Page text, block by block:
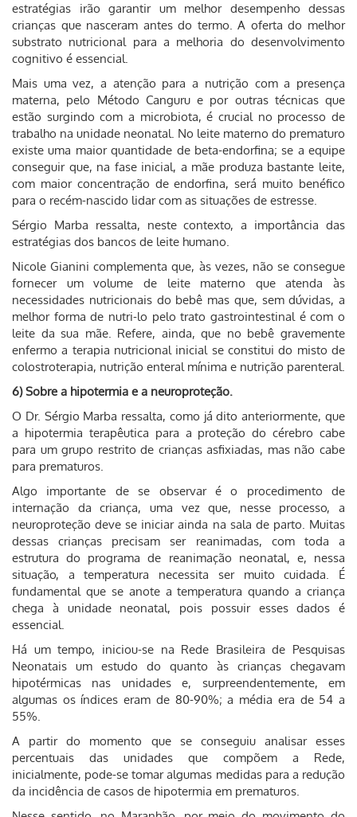
estratégias irão garantir um melhor desempenho dessas
crianças que nasceram antes do termo. A oferta do melhor
substrato nutricional para a melhoria do desenvolvimento
cognitivo é essencial.
Mais uma vez, a atenção para a nutrição com a presença
materna, pelo Método Canguru e por outras técnicas que
estão surgindo com a microbiota, é crucial no processo de
trabalho na unidade neonatal. No leite materno do prematuro
existe uma maior quantidade de beta-endorfina; se a equipe
conseguir que, na fase inicial, a mãe produza bastante leite,
com maior concentração de endorfina, será muito benéfico
para o recém-nascido lidar com as situações de estresse.
Sérgio Marba ressalta, neste contexto, a importância das
estratégias dos bancos de leite humano.
Nicole Gianini complementa que, às vezes, não se consegue
fornecer um volume de leite materno que atenda às
necessidades nutricionais do bebê mas que, sem dúvidas, a
melhor forma de nutri-lo pelo trato gastrointestinal é com o
leite da sua mãe. Refere, ainda, que no bebê gravemente
enfermo a terapia nutricional inicial se constitui do misto de
colostroterapia, nutrição enteral mínima e nutrição parenteral.
6) Sobre a hipotermia e a neuroproteção.
O Dr. Sérgio Marba ressalta, como já dito anteriormente, que
a hipotermia terapêutica para a proteção do cérebro cabe
para um grupo restrito de crianças asfixiadas, mas não cabe
para prematuros.
Algo importante de se observar é o procedimento de
internação da criança, uma vez que, nesse processo, a
neuroproteção deve se iniciar ainda na sala de parto. Muitas
dessas crianças precisam ser reanimadas, com toda a
estrutura do programa de reanimação neonatal, e, nessa
situação, a temperatura necessita ser muito cuidada. É
fundamental que se anote a temperatura quando a criança
chega à unidade neonatal, pois possuir esses dados é
essencial.
Há um tempo, iniciou-se na Rede Brasileira de Pesquisas
Neonatais um estudo do quanto às crianças chegavam
hipotérmicas nas unidades e, surpreendentemente, em
algumas os índices eram de 80-90%; a média era de 54 a
55%.
A partir do momento que se conseguiu analisar esses
percentuais das unidades que compõem a Rede,
inicialmente, pode-se tomar algumas medidas para a redução
da incidência de casos de hipotermia em prematuros.